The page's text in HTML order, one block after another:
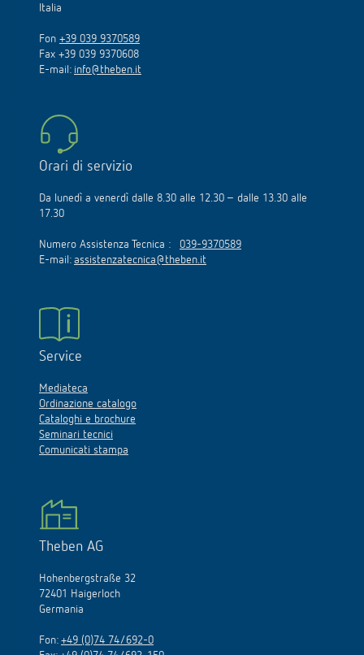
Italia
Fon +39 039 9370589
Fax +39 039 9370608
E-mail: info@theben.it
Orari di servizio
Da lunedì a venerdì dalle 8.30 alle 12.30 – dalle 13.30 alle
17.30
Numero Assistenza Tecnica : 039-9370589
E-mail: assistenzatecnica@theben.it
Service
Mediateca
Ordinazione catalogo
Cataloghi e brochure
Seminari tecnici
Comunicati stampa
Theben AG
Hohenbergstraße 32
72401 Haigerloch
Germania
Fon: +49 (0)74 74/692-0